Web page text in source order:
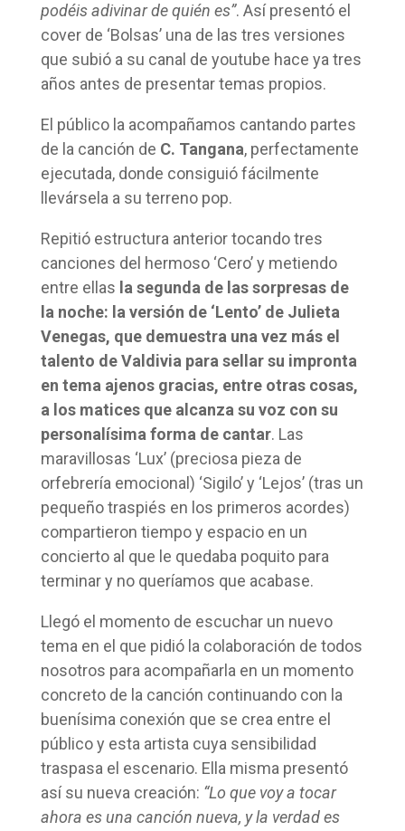
podéis adivinar de quién es”. Así presentó el
cover de ‘Bolsas’ una de las tres versiones
que subió a su canal de youtube hace ya tres
años antes de presentar temas propios.
El público la acompañamos cantando partes
de la canción de C. Tangana, perfectamente
ejecutada, donde consiguió fácilmente
llevársela a su terreno pop.
Repitió estructura anterior tocando tres
canciones del hermoso ‘Cero’ y metiendo
entre ellas la segunda de las sorpresas de
la noche: la versión de ‘Lento’ de Julieta
Venegas, que demuestra una vez más el
talento de Valdivia para sellar su impronta
en tema ajenos gracias, entre otras cosas,
a los matices que alcanza su voz con su
personalísima forma de cantar. Las
maravillosas ‘Lux’ (preciosa pieza de
orfebrería emocional) ‘Sigilo’ y ‘Lejos’ (tras un
pequeño traspiés en los primeros acordes)
compartieron tiempo y espacio en un
concierto al que le quedaba poquito para
terminar y no queríamos que acabase.
Llegó el momento de escuchar un nuevo
tema en el que pidió la colaboración de todos
nosotros para acompañarla en un momento
concreto de la canción continuando con la
buenísima conexión que se crea entre el
público y esta artista cuya sensibilidad
traspasa el escenario. Ella misma presentó
así su nueva creación: “Lo que voy a tocar
ahora es una canción nueva, y la verdad es